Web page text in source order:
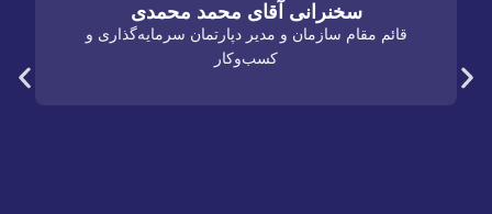
سخنرانی آقای محمد محمدی
قائم مقام سازمان و مدیر دپارتمان سرمایه‌گذاری و
کسب‌و‌کار